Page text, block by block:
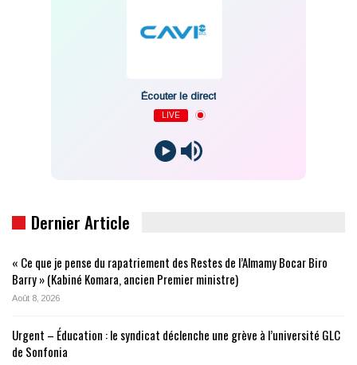
Écouter le direct
LIVE
Dernier Article
« Ce que je pense du rapatriement des Restes de l’Almamy Bocar Biro
Barry » (Kabiné Komara, ancien Premier ministre)
Août 8, 2026
Urgent – Éducation : le syndicat déclenche une grève à l’université GLC
de Sonfonia